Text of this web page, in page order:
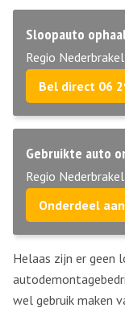
Sloopauto
Regio Nederbrakel
Bel direct 06
Gebruikte auto
Regio Nederbrakel
Onderdeel
Helaas zijn er geen
wel gebruik maken